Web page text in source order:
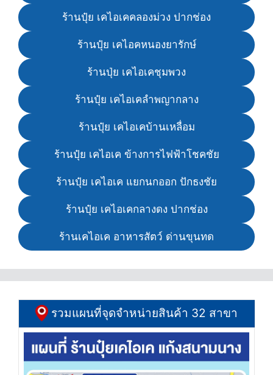
ร้านปุ๋ย เคไอเคคลองม่วง ปากช่อง
ร้านปุ๋ย เคไอคหนองยารักษ์
ร้านปุ่ย เคไอเคชุมพวง
ร้านปุ๋ย เคไอเคลำพญากลาง
ร้านปุ๋ย เคไอเคบ้านเหลื่อม
ร้านปุ๋ย เคไอเค ข้างการไฟฟ้าโชคชัย
ร้านปุ๋ย เคไอเค แยกนกออก ปักธงชัย
ร้านปุ๋ย เคไอเคกลางดง ปากช่อง
ร้านเคไอเค อาหารสัตว์ ด่านขุนทด
รวมแผนที่จุดจำหน่ายสินค้า 32 สาขา